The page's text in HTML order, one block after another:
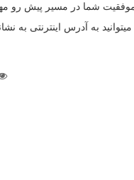
شما در مسیر پیش رو
به آدرس اینترنتی به